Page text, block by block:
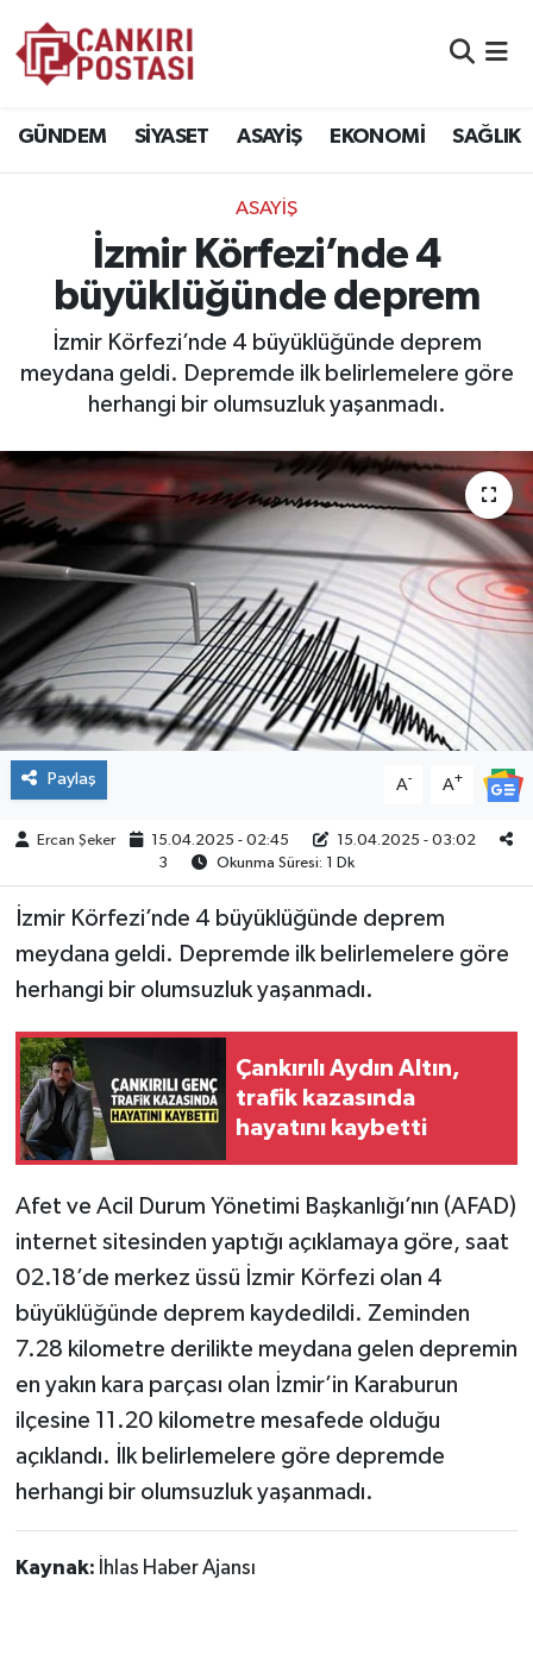
GÜNDEM SİYASET ASAYİŞ EKONOMİ SAĞLIK
ASAYİŞ
İzmir Körfezi’nde 4
büyüklüğünde deprem
İzmir Körfezi’nde 4 büyüklüğünde deprem
meydana geldi. Depremde ilk belirlemelere göre
herhangi bir olumsuzluk yaşanmadı.
Paylaş A- A+
Ercan Şeker 15.04.2025 - 02:45
15.04.2025 - 03:02
3
Okunma Süresi: 1 Dk
İzmir Körfezi’nde 4 büyüklüğünde deprem
meydana geldi. Depremde ilk belirlemelere göre
herhangi bir olumsuzluk yaşanmadı.
Çankırılı Aydın Altın,
trafik kazasında
hayatını kaybetti
Afet ve Acil Durum Yönetimi Başkanlığı’nın (AFAD)
internet sitesinden yaptığı açıklamaya göre, saat
02.18’de merkez üssü İzmir Körfezi olan 4
büyüklüğünde deprem kaydedildi. Zeminden
7.28 kilometre derilikte meydana gelen depremin
en yakın kara parçası olan İzmir’in Karaburun
ilçesine 11.20 kilometre mesafede olduğu
açıklandı. İlk belirlemelere göre depremde
herhangi bir olumsuzluk yaşanmadı.
Kaynak: İhlas Haber Ajansı
EKONOMİ
SAĞLIK
SPOR
EĞİTİM
YAŞAM
ÇEVRE
İLÇELER
RESMİ İLANLAR
KÜLTÜR
BİLİM&TEKNOLOJİ
BÖLGE
TÜRKİYE
Trafik Durumu
Süper Lig Puan Durumu ve Fikstür
Tüm Manşetler
Son Dakika Haberleri
Haber Arşivi